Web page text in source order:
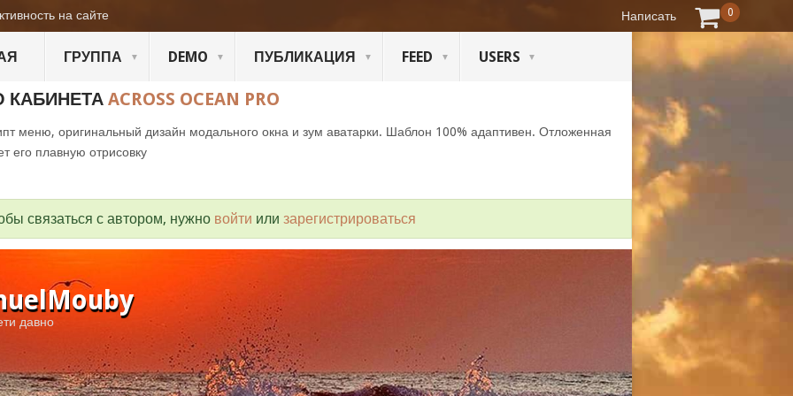
ГРУППА DEMO ПУБЛИКАЦИЯ FEED USERS
ACROSS OCEAN PRO
меню, оригинальный дизайн модального окна и зум аватарки. Шаблон 100% адаптивен. Отложенная
его плавную отрисовку
связаться с автором, нужно войти или зарегистрироваться
давно
на сайте Написать 0